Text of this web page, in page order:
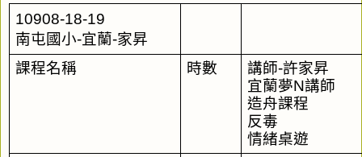
10908-18-19
南屯國小-宜蘭-家昇
課程名稱
時數
講師-許家昇
宜蘭夢N講師
造舟課程
反毒
情緒桌遊